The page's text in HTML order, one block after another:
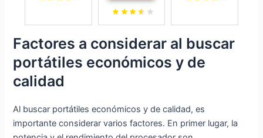
2.8 GHz, FHD
1920 x 1080,
2.4/5.0G WiFi,
Bluetooth 4.2,
Memoria
Extensible 512
Windows 10
Gemini Lake
N4020, RAM
Portátil
Expansión
icrófono,USB
3.2,HDMI,Tipo
Factores a considerar al buscar
portátiles económicos y de
calidad
Al buscar portátiles económicos y de calidad, es
importante considerar varios factores. En primer lugar, la